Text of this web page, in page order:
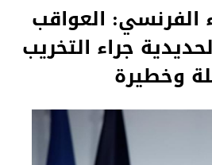
الفرنسي: العواقب
جراء التخريب
وخطيرة